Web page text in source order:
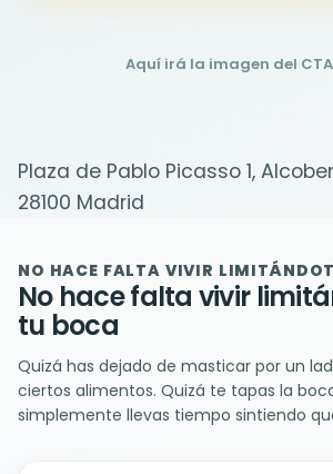
Aquí irá la imagen del
Plaza de Pablo Picasso 1,
28100 Madrid
NO HACE FALTA VIVIR
No hace falta vivir
tu boca
Quizá has dejado de masticar por un
ciertos alimentos. Quizá te tapas la
simplemente llevas tiempo sintiendo